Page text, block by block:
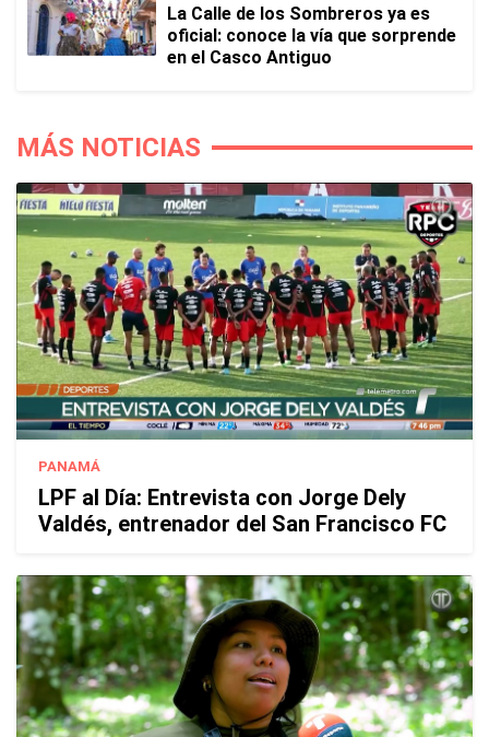
La Calle de los Sombreros ya es
oficial: conoce la vía que sorprende
en el Casco Antiguo
MÁS NOTICIAS
PANAMÁ
LPF al Día: Entrevista con Jorge Dely
Valdés, entrenador del San Francisco FC